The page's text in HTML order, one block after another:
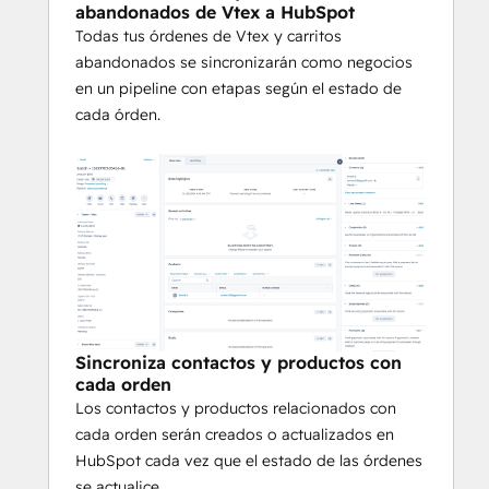
abandonados de Vtex a HubSpot
Todas tus órdenes de Vtex y carritos
abandonados se sincronizarán como negocios
en un pipeline con etapas según el estado de
cada órden.
Sincroniza contactos y productos con
cada orden
Los contactos y productos relacionados con
cada orden serán creados o actualizados en
HubSpot cada vez que el estado de las órdenes